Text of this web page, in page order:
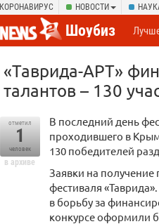
КОРОНАВИРУС НОВОСТИ
Шоубиз
«Таврида-АРТ»
талантов – 130
отметил
1
человек
в архиве
В последний день
проходившего в
130 победителей
Заявки на получение
фестиваля
в борьбу за
конкурсе оформили